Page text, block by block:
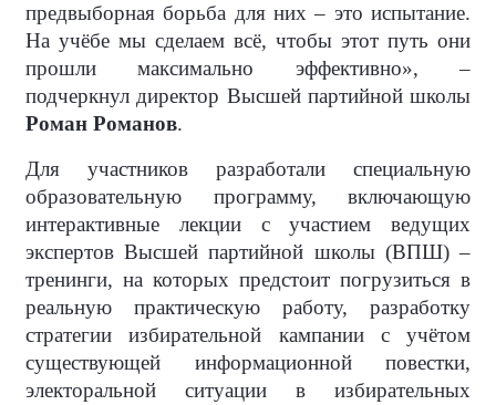
предвыборная борьба для них – это испытание.
На учёбе мы сделаем всё, чтобы этот путь они
прошли максимально эффективно», –
подчеркнул директор Высшей партийной школы
Роман Романов.
Для участников разработали специальную
образовательную программу, включающую
интерактивные лекции с участием ведущих
экспертов Высшей партийной школы (ВПШ) –
тренинги, на которых предстоит погрузиться в
реальную практическую работу, разработку
стратегии избирательной кампании с учётом
существующей информационной повестки,
электоральной ситуации в избирательных